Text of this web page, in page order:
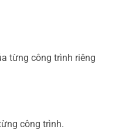
từng công trình riêng
công trình.